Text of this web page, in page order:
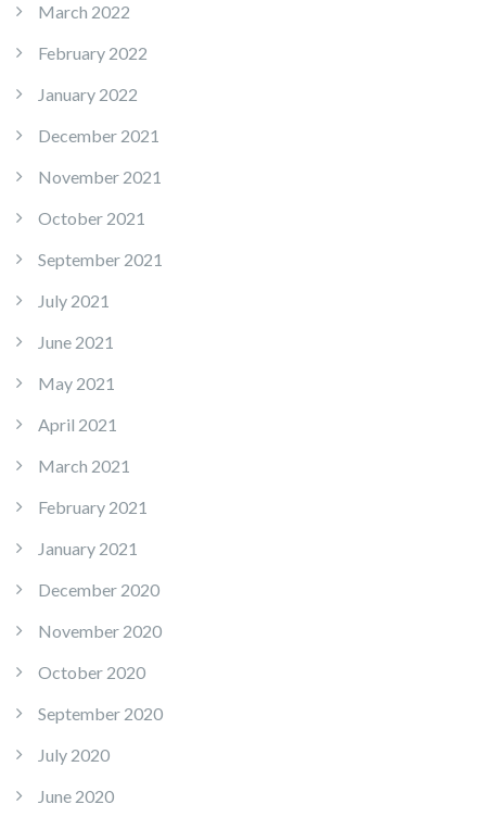
March 2022
February 2022
January 2022
December 2021
November 2021
October 2021
September 2021
July 2021
June 2021
May 2021
April 2021
March 2021
February 2021
January 2021
December 2020
November 2020
October 2020
September 2020
July 2020
June 2020